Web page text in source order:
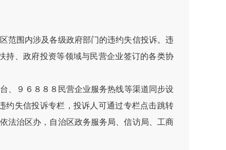
范围内涉及各级政府部门的违约失信投诉。违
持、政府投资等领域与民营企业签订的各类协
、９６８８８民营企业服务热线等渠道同步设
约失信投诉专栏，投诉人可通过专栏点击跳转
法治区办，自治区政务服务局、信访局、工商